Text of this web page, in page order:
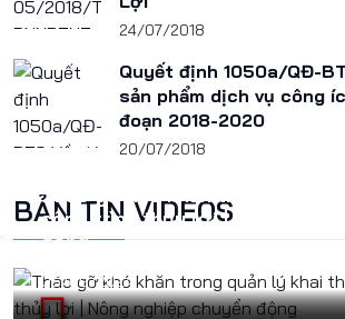
24/07/2018
Quyết định 1050a/QĐ-
sản phẩm dịch vụ công
đoạn 2018-2020
20/07/2018
BẢN TIN VIDEOS
Tháo gỡ khó khăn trong quản lý
công trình thủy lợi | Nông nghiệp
động
05/09/2024